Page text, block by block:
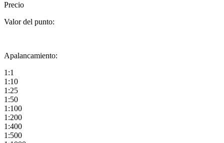
Precio
Valor del punto:
Apalancamiento:
1:1
1:10
1:25
1:50
1:100
1:200
1:400
1:500